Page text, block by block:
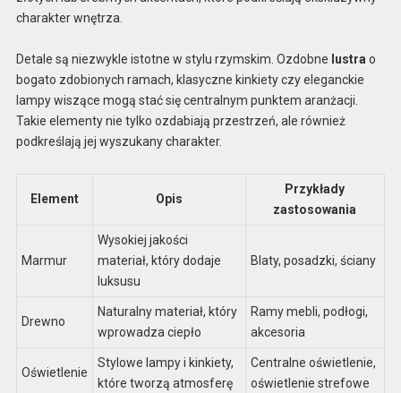
charakter wnętrza.
Detale są niezwykle istotne w stylu rzymskim. Ozdobne lustra o
bogato zdobionych ramach, klasyczne kinkiety czy eleganckie
lampy wiszące mogą stać się centralnym punktem aranżacji.
Takie elementy nie tylko ozdabiają przestrzeń, ale również
podkreślają jej wyszukany charakter.
Element Opis
Przykłady
zastosowania
Marmur
Wysokiej jakości
materiał, który dodaje
luksusu
Blaty, posadzki, ściany
Drewno
Naturalny materiał, który
wprowadza ciepło
Ramy mebli, podłogi,
akcesoria
Oświetlenie
Stylowe lampy i kinkiety,
które tworzą atmosferę
Centralne oświetlenie,
oświetlenie strefowe